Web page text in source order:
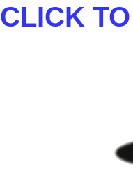
CLICK